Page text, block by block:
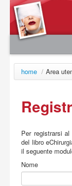
Home
Autori
Board
Contatti
home / Area
Per registrarsi
del libro
il seguente
Nome